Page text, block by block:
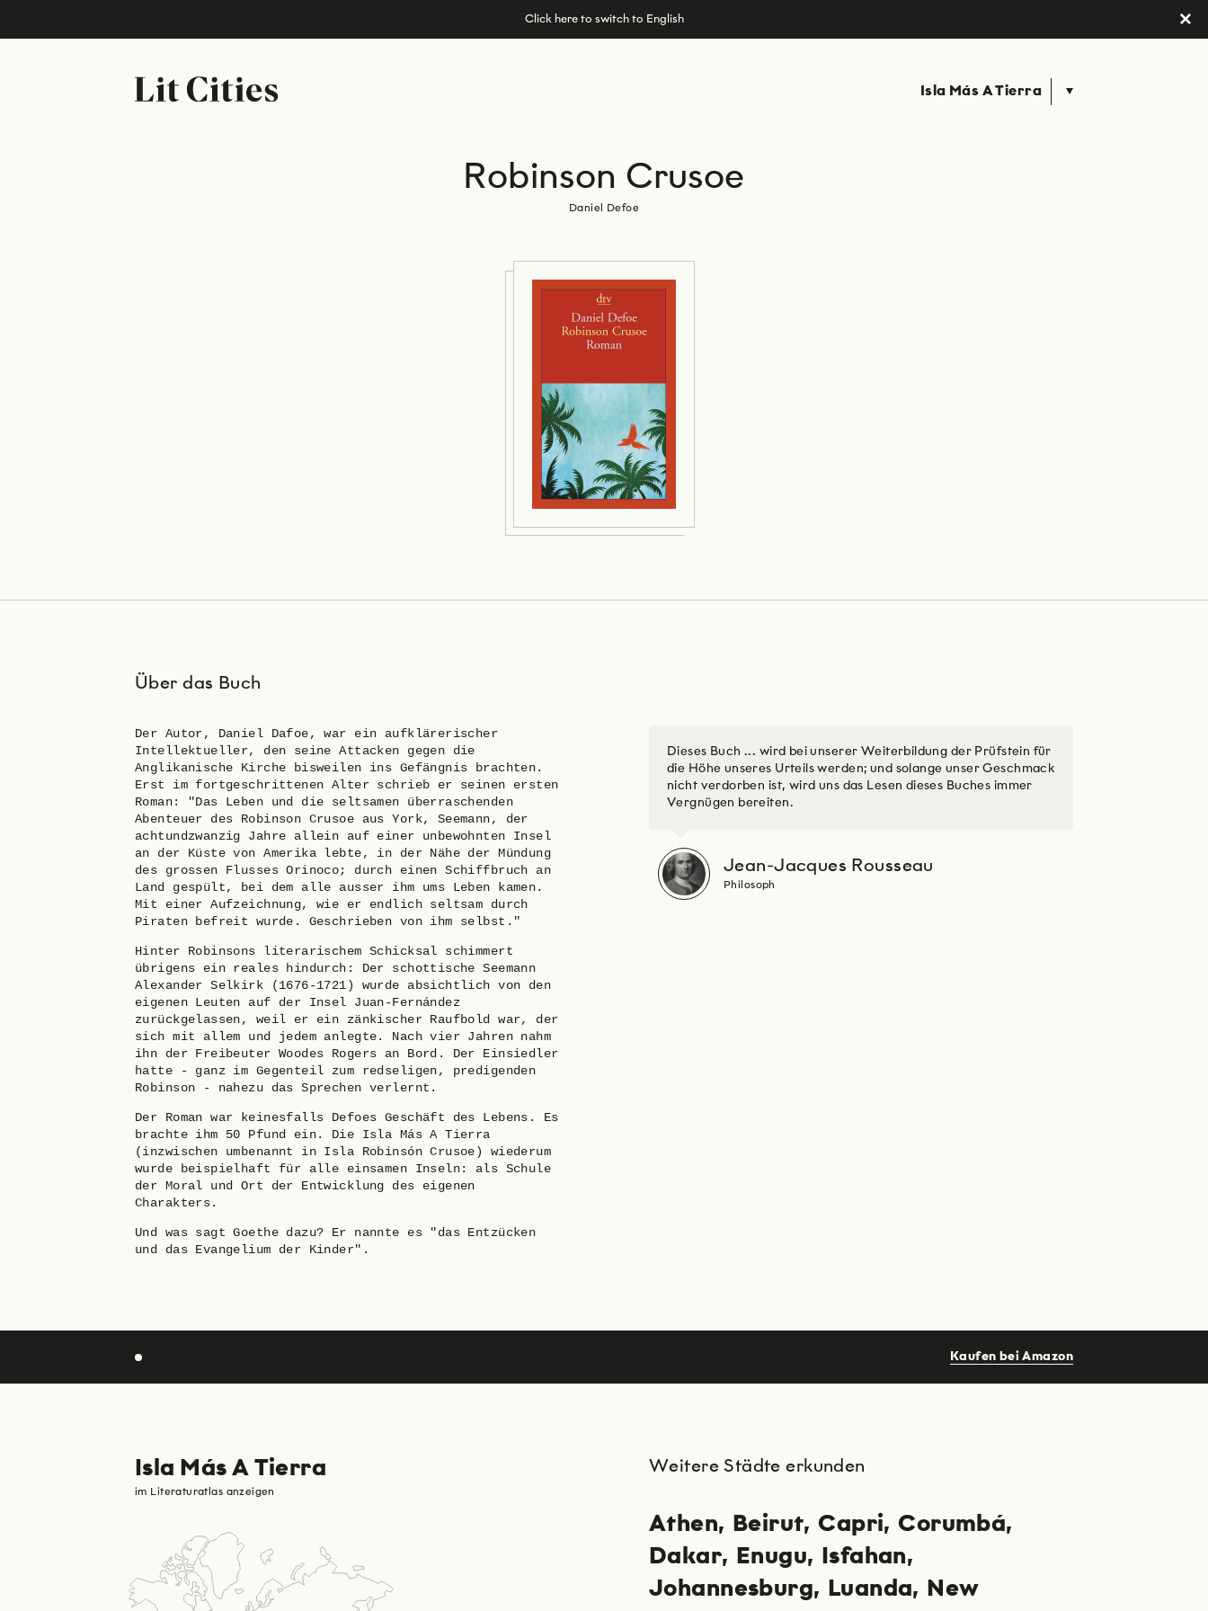
Isla Más A Tierra
Robinson Crusoe
Daniel Defoe
Über das Buch
Der Autor, Daniel Dafoe, war ein aufklärerischer
Intellektueller, den seine Attacken gegen die
Anglikanische Kirche bisweilen ins Gefängnis brachten.
Erst im fortgeschrittenen Alter schrieb er seinen ersten
Roman: "Das Leben und die seltsamen überraschenden
Abenteuer des Robinson Crusoe aus York, Seemann, der
achtundzwanzig Jahre allein auf einer unbewohnten Insel
an der Küste von Amerika lebte, in der Nähe der Mündung
des grossen Flusses Orinoco; durch einen Schiffbruch an
Land gespült, bei dem alle ausser ihm ums Leben kamen.
Mit einer Aufzeichnung, wie er endlich seltsam durch
Piraten befreit wurde. Geschrieben von ihm selbst."
Hinter Robinsons literarischem Schicksal schimmert
übrigens ein reales hindurch: Der schottische Seemann
Alexander Selkirk (1676-1721) wurde absichtlich von den
eigenen Leuten auf der Insel Juan-Fernández
zurückgelassen, weil er ein zänkischer Raufbold war, der
sich mit allem und jedem anlegte. Nach vier Jahren nahm
ihn der Freibeuter Woodes Rogers an Bord. Der Einsiedler
hatte - ganz im Gegenteil zum redseligen, predigenden
Robinson - nahezu das Sprechen verlernt.
Der Roman war keinesfalls Defoes Geschäft des Lebens. Es
brachte ihm 50 Pfund ein. Die Isla Más A Tierra
(inzwischen umbenannt in Isla Robinsón Crusoe) wiederum
wurde beispielhaft für alle einsamen Inseln: als Schule
der Moral und Ort der Entwicklung des eigenen
Charakters.
Und was sagt Goethe dazu? Er nannte es "das Entzücken
und das Evangelium der Kinder".
Dieses Buch ... wird bei unserer Weiterbildung der Prüfstein für
die Höhe unseres Urteils werden; und solange unser Geschmack
nicht verdorben ist, wird uns das Lesen dieses Buches immer
Vergnügen bereiten.
Jean-Jacques Rousseau
Philosoph
Kaufen bei Amazon
Isla Más A Tierra
im Literaturatlas anzeigen
Weitere Städte erkunden
Athen Beirut Capri
Corumbá
Dakar
Enugu
Isfahan
Johannesburg
Luanda
New
Click here to switch to English